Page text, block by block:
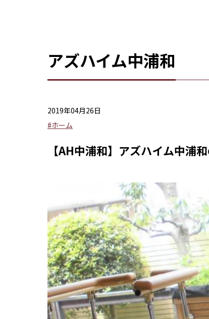
アズハイム中浦和
2019年04月26日
#ホーム
【AH中浦和】アズハイム中浦